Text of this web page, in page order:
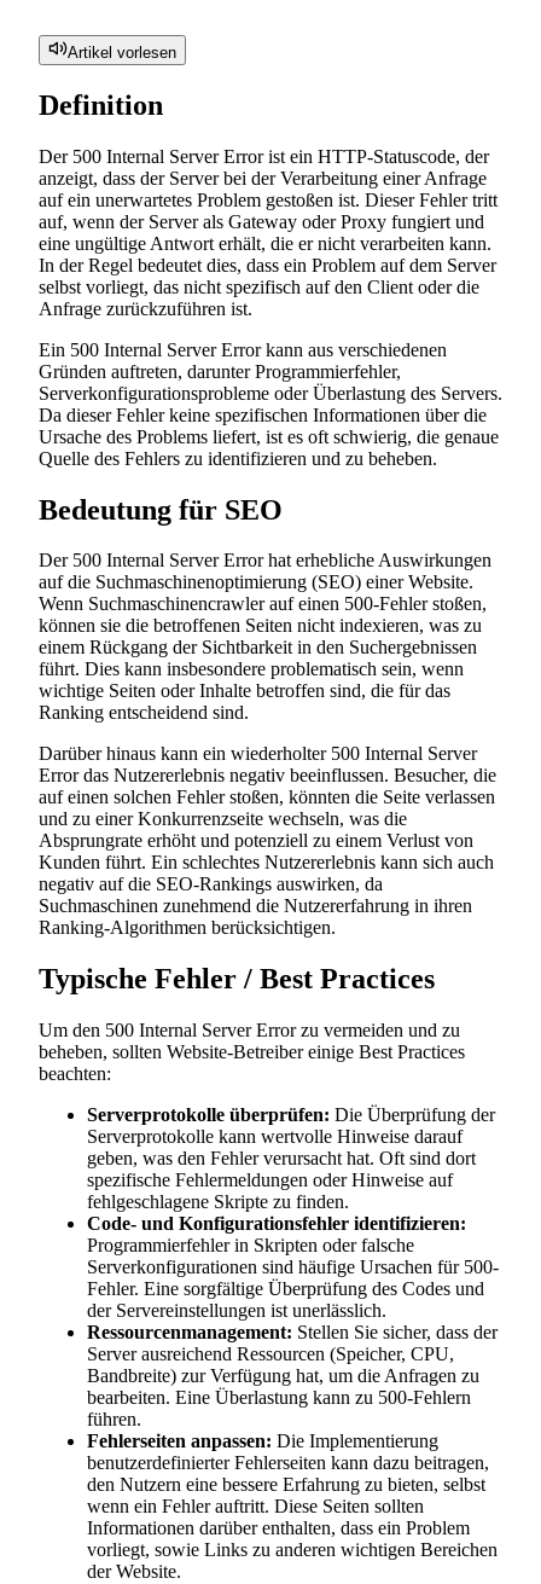
Artikel vorlesen
Definition
Der 500 Internal Server Error ist ein HTTP-Statuscode, der
anzeigt, dass der Server bei der Verarbeitung einer Anfrage
auf ein unerwartetes Problem gestoßen ist. Dieser Fehler tritt
auf, wenn der Server als Gateway oder Proxy fungiert und
eine ungültige Antwort erhält, die er nicht verarbeiten kann.
In der Regel bedeutet dies, dass ein Problem auf dem Server
selbst vorliegt, das nicht spezifisch auf den Client oder die
Anfrage zurückzuführen ist.
Ein 500 Internal Server Error kann aus verschiedenen
Gründen auftreten, darunter Programmierfehler,
Serverkonfigurationsprobleme oder Überlastung des Servers.
Da dieser Fehler keine spezifischen Informationen über die
Ursache des Problems liefert, ist es oft schwierig, die genaue
Quelle des Fehlers zu identifizieren und zu beheben.
Bedeutung für SEO
Der 500 Internal Server Error hat erhebliche Auswirkungen
auf die Suchmaschinenoptimierung (SEO) einer Website.
Wenn Suchmaschinencrawler auf einen 500-Fehler stoßen,
können sie die betroffenen Seiten nicht indexieren, was zu
einem Rückgang der Sichtbarkeit in den Suchergebnissen
führt. Dies kann insbesondere problematisch sein, wenn
wichtige Seiten oder Inhalte betroffen sind, die für das
Ranking entscheidend sind.
Darüber hinaus kann ein wiederholter 500 Internal Server
Error das Nutzererlebnis negativ beeinflussen. Besucher, die
auf einen solchen Fehler stoßen, könnten die Seite verlassen
und zu einer Konkurrenzseite wechseln, was die
Absprungrate erhöht und potenziell zu einem Verlust von
Kunden führt. Ein schlechtes Nutzererlebnis kann sich auch
negativ auf die SEO-Rankings auswirken, da
Suchmaschinen zunehmend die Nutzererfahrung in ihren
Ranking-Algorithmen berücksichtigen.
Typische Fehler / Best Practices
Um den 500 Internal Server Error zu vermeiden und zu
beheben, sollten Website-Betreiber einige Best Practices
beachten:
Serverprotokolle überprüfen: Die Überprüfung der
Serverprotokolle kann wertvolle Hinweise darauf
geben, was den Fehler verursacht hat. Oft sind dort
spezifische Fehlermeldungen oder Hinweise auf
fehlgeschlagene Skripte zu finden.
Code- und Konfigurationsfehler identifizieren:
Programmierfehler in Skripten oder falsche
Serverkonfigurationen sind häufige Ursachen für 500-
Fehler. Eine sorgfältige Überprüfung des Codes und
der Servereinstellungen ist unerlässlich.
Ressourcenmanagement: Stellen Sie sicher, dass der
Server ausreichend Ressourcen (Speicher, CPU,
Bandbreite) zur Verfügung hat, um die Anfragen zu
bearbeiten. Eine Überlastung kann zu 500-Fehlern
führen.
Fehlerseiten anpassen: Die Implementierung
benutzerdefinierter Fehlerseiten kann dazu beitragen,
den Nutzern eine bessere Erfahrung zu bieten, selbst
wenn ein Fehler auftritt. Diese Seiten sollten
Informationen darüber enthalten, dass ein Problem
vorliegt, sowie Links zu anderen wichtigen Bereichen
der Website.